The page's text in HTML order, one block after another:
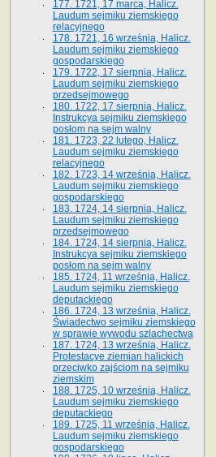
177. 1721, 17 marca, Halicz.
Laudum sejmiku ziemskiego
relacyjnego
178. 1721, 16 września, Halicz.
Laudum sejmiku ziemskiego
gospodarskiego
179. 1722, 17 sierpnia, Halicz.
Laudum sejmiku ziemskiego
przedsejmowego
180. 1722, 17 sierpnia, Halicz.
Instrukcya sejmiku ziemskiego
posłom na sejm walny
181. 1723, 22 lutego, Halicz.
Laudum sejmiku ziemskiego
relacyjnego
182. 1723, 14 września, Halicz.
Laudum sejmiku ziemskiego
gospodarskiego
183. 1724, 14 sierpnia, Halicz.
Laudum sejmiku ziemskiego
przedsejmowego
184. 1724, 14 sierpnia, Halicz.
Instrukcya sejmiku ziemskiego
posłom na sejm walny
185. 1724, 11 września, Halicz.
Laudum sejmiku ziemskiego
deputackiego
186. 1724, 13 września, Halicz.
Świadectwo sejmiku ziemskiego
w sprawie wywodu szlachectwa
187. 1724, 13 września, Halicz.
Protestacye ziemian halickich
przeciwko zajściom na sejmiku
ziemskim
188. 1725, 10 września, Halicz.
Laudum sejmiku ziemskiego
deputackiego
189. 1725, 11 września, Halicz.
Laudum sejmiku ziemskiego
gospodarskiego